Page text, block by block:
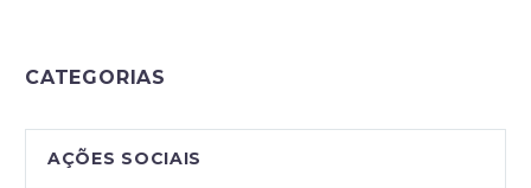
CATEGORIAS
AÇÕES SOCIAIS